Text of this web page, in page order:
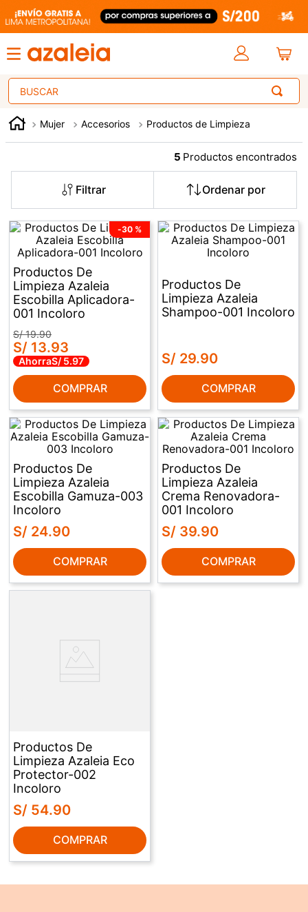
Buscar
Mujer Accesorios Productos de Limpieza
5
Filtrar
-30 %
Productos De
Limpieza Azaleia
Escobilla Aplicadora-
001 Incoloro
S/ 19.90
S/ 13.93
AhorraS/ 5.97
COMPRAR
Productos De
Limpieza Azaleia
Shampoo-001 Incoloro
S/ 29.90
COMPRAR
Productos De
Limpieza Azaleia
Escobilla Gamuza-003
Incoloro
S/ 24.90
COMPRAR
Productos De
Limpieza Azaleia
Crema Renovadora-
001 Incoloro
S/ 39.90
COMPRAR
Productos De
Limpieza Azaleia Eco
Protector-002
Incoloro
S/ 54.90
COMPRAR